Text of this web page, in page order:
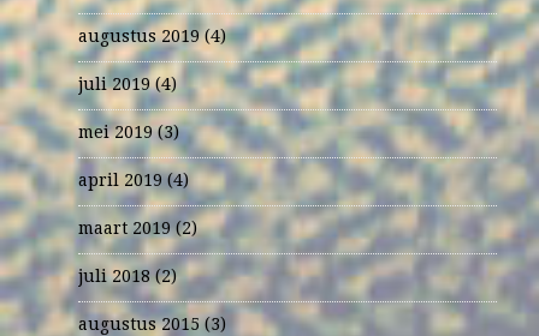
augustus 2019(4)
juli 2019(4)
mei 2019(3)
april 2019(4)
maart 2019(2)
juli 2018(2)
augustus 2015(3)